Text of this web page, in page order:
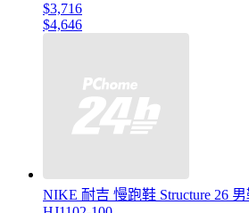
$3,716
$4,646
NIKE 耐吉 慢跑鞋 Structure 26